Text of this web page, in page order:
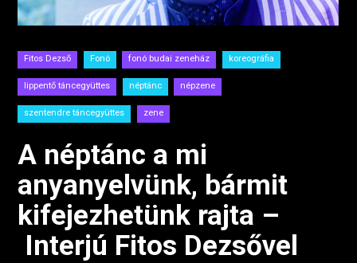
Fitos Dezső Fonó fonó budai zeneház koreográfia
lippentő táncegyüttes néptánc népzene
szentendre táncegyüttes zene
A néptánc a mi
anyanyelvünk, bármit
kifejezhetünk rajta –
Interjú Fitos Dezsővel